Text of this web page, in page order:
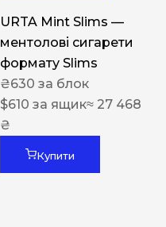
URTA Mint Slims —
ментолові сигарети
формату Slims
₴630 за блок
$610 за ящик≈ 27 468
₴
Купити